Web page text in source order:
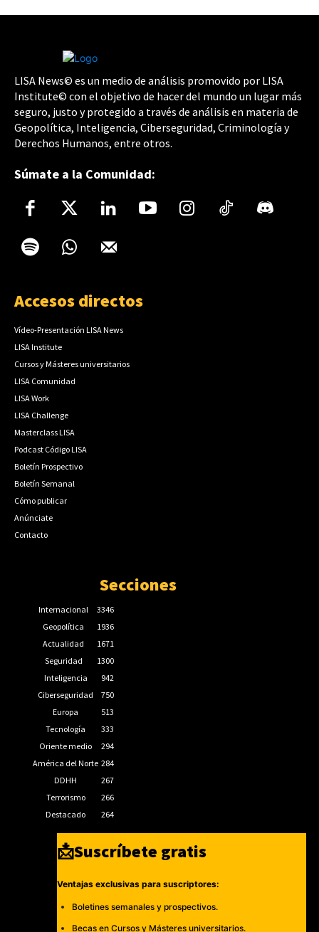
LISA News© es un medio de análisis promovido por LISA
Institute© con el objetivo de hacer del mundo un lugar más
seguro, justo y protegido a través de análisis en materia de
Geopolítica, Inteligencia, Ciberseguridad, Criminología y
Derechos Humanos, entre otros.
Súmate a la Comunidad:
Accesos directos
Vídeo-Presentación LISA News
LISA Institute
Cursos y Másteres universitarios
LISA Comunidad
LISA Work
LISA Challenge
Masterclass LISA
Podcast Código LISA
Boletín Prospectivo
Boletín Semanal
Cómo publicar
Anúnciate
Contacto
Secciones
Internacional
3346
Geopolítica
1936
Actualidad
1671
Seguridad
1300
Inteligencia
942
Ciberseguridad
750
Europa
513
Tecnología
333
Oriente medio
294
América del Norte 284
DDHH
267
Terrorismo
266
Destacado
264
📩Suscríbete gratis
Ventajas exclusivas para suscriptores:
Boletines semanales y prospectivos.
Becas en Cursos y Másteres universitarios.